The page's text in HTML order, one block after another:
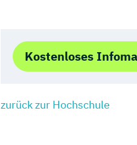
Kostenloses
zurück zur Hochschule